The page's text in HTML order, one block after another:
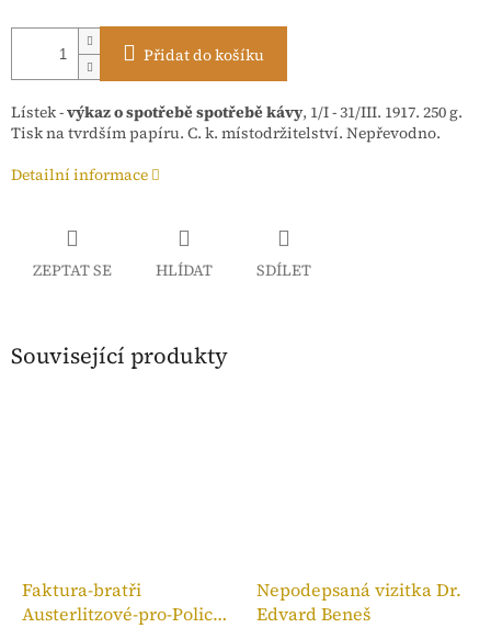
Přidat do košíku
Lístek -výkaz o spotřebě spotřebě kávy, 1/I - 31/III. 1917. 250 g.
Tisk na tvrdším papíru. C. k. místodržitelství. Nepřevodno.
Detailní informace
ZEPTAT SE HLÍDAT SDÍLET
Související produkty
Faktura-bratři
Austerlitzové-pro-Police
Nepodepsaná vizitka Dr.
Edvard Beneš